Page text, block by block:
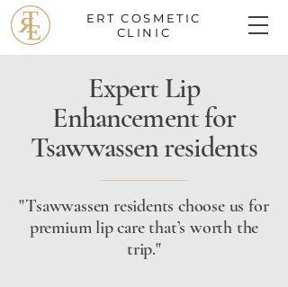
ERTCOSMETIC
CLINIC
Expert Lip
Enhancement for
Tsawwassen residents
"Tsawwassen residents choose us for
premium lip care that’s worth the
trip."